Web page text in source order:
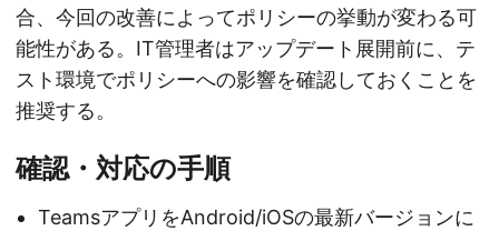
合、今回の改善によってポリシーの挙動が変わる可
能性がある。IT管理者はアップデート展開前に、テ
スト環境でポリシーへの影響を確認しておくことを
推奨する。
確認・対応の手順
TeamsアプリをAndroid/iOSの最新バージョンに